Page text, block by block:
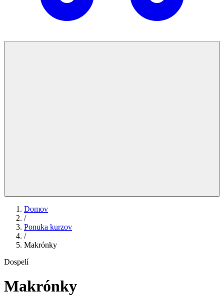
Domov
/
Ponuka kurzov
/
Makrónky
Dospelí
Makrónky